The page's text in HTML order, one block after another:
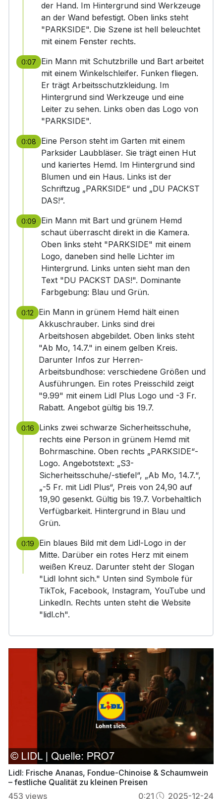
der Hand. Im Hintergrund sind Werkzeuge
an der Wand befestigt. Oben links steht
"PARKSIDE". Die Szene ist hell beleuchtet
mit einem Fenster rechts.
0:07
Ein Mann mit Schutzbrille und Bart arbeitet
mit einem Winkelschleifer. Funken fliegen.
Er trägt Arbeitsschutzkleidung. Im
Hintergrund sind Werkzeuge und eine
Leiter zu sehen. Links oben das Logo von
"PARKSIDE".
0:08
Eine Person steht im Garten mit einem
Parksider Laubbläser. Sie trägt einen Hut
und kariertes Hemd. Im Hintergrund sind
Blumen und ein Haus. Links ist der
Schriftzug „PARKSIDE“ und „DU PACKST
DAS!“.
0:09
Ein Mann mit Bart und grünem Hemd
schaut überrascht direkt in die Kamera.
Oben links steht "PARKSIDE" mit einem
Logo, daneben sind helle Lichter im
Hintergrund. Links unten sieht man den
Text "DU PACKST DAS!". Dominante
Farbgebung: Blau und Grün.
0:12
Ein Mann in grünem Hemd hält einen
Akkuschrauber. Links sind drei
Arbeitshosen abgebildet. Oben links steht
"Ab Mo, 14.7." in einem gelben Kreis.
Darunter Infos zur Herren-
Arbeitsbundhose: verschiedene Größen und
Ausführungen. Ein rotes Preisschild zeigt
"9.99" mit einem Lidl Plus Logo und -3 Fr.
Rabatt. Angebot gültig bis 19.7.
0:16
Links zwei schwarze Sicherheitsschuhe,
rechts eine Person in grünem Hemd mit
Bohrmaschine. Oben rechts „PARKSIDE“-
Logo. Angebotstext: „S3-
Sicherheitsschuhe/-stiefel“, „Ab Mo, 14.7.“,
„-5 Fr. mit Lidl Plus“, Preis von 24,90 auf
19,90 gesenkt. Gültig bis 19.7. Vorbehaltlich
Verfügbarkeit. Hintergrund in Blau und
Grün.
0:19
Ein blaues Bild mit dem Lidl-Logo in der
Mitte. Darüber ein rotes Herz mit einem
weißen Kreuz. Darunter steht der Slogan
"Lidl lohnt sich." Unten sind Symbole für
TikTok, Facebook, Instagram, YouTube und
LinkedIn. Rechts unten steht die Website
"lidl.ch".
Lidl: Frische Ananas, Fondue-Chinoise & Schaumwein
– festliche Qualität zu kleinen Preisen
453 views 0:21 2025-12-24